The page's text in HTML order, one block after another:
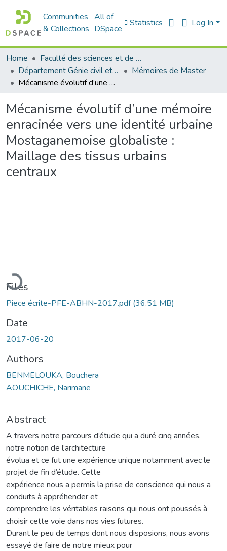
Communities
& Collections
All of
DSpace
Statistics Log In
Home
Faculté des sciences et de la technologie
Département Génie civil et Architecture
Mémoires de Master
Mécanisme évolutif d’une mémoire enracinée vers une identité urbaine Mostaganemoise globaliste : Maillage des tissus urbains centraux
Mécanisme évolutif d’une mémoire
enracinée vers une identité urbaine
Mostaganemoise globaliste :
Maillage des tissus urbains
centraux
Loading...
Files
Piece écrite-PFE-ABHN-2017.pdf(36.51 MB)
Date
2017-06-20
Authors
BENMELOUKA, Bouchera
AOUCHICHE, Narimane
Abstract
A travers notre parcours d’étude qui a duré cinq années,
notre notion de l’architecture
évolua et ce fut une expérience unique notamment avec le
projet de fin d’étude. Cette
expérience nous a permis la prise de conscience qui nous a
conduits à appréhender et
comprendre les véritables raisons qui nous ont poussés à
choisir cette voie dans nos vies futures.
Durant le peu de temps dont nous disposions, nous avons
essayé de faire de notre mieux pour